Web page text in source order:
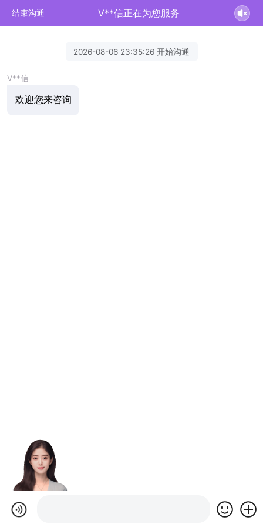
结束沟通 V**信正在为您服务
2026-08-06 23:35:26 开始沟通
V**信
欢迎您来咨询